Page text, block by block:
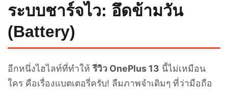
ระบบชาร์จไว: อึดข้ามวัน
(Battery)
อีกหนึ่งไฮไลท์ที่ทำให้รีวิว OnePlus 13 นี้ไม่เหมือน
ใคร คือเรื่องแบตเตอรี่ครับ! ลืมภาพจำเดิมๆ ที่ว่ามือถือ